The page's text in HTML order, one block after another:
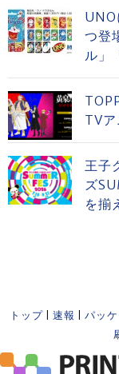
つ登
ル」
TV
王子
ズ
を揃
トップ 速報 パッ